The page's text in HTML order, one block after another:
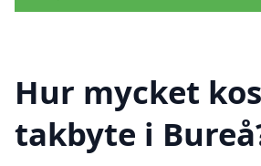
Hur mycket
takbyte i